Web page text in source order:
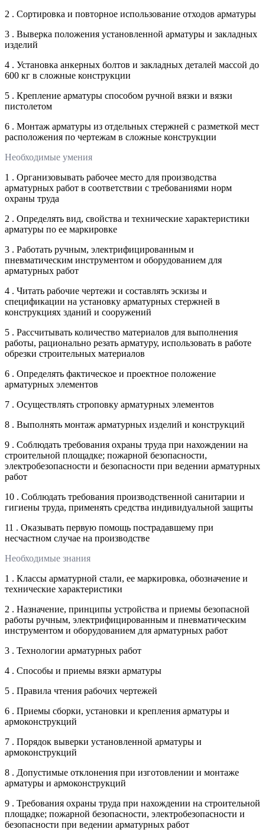
2 . Сортировка и повторное использование отходов арматуры
3 . Выверка положения установленной арматуры и закладных
изделий
4 . Установка анкерных болтов и закладных деталей массой до
600 кг в сложные конструкции
5 . Крепление арматуры способом ручной вязки и вязки
пистолетом
6 . Монтаж арматуры из отдельных стержней с разметкой мест
расположения по чертежам в сложные конструкции
Необходимые умения
1 . Организовывать рабочее место для производства
арматурных работ в соответствии с требованиями норм
охраны труда
2 . Определять вид, свойства и технические характеристики
арматуры по ее маркировке
3 . Работать ручным, электрифицированным и
пневматическим инструментом и оборудованием для
арматурных работ
4 . Читать рабочие чертежи и составлять эскизы и
спецификации на установку арматурных стержней в
конструкциях зданий и сооружений
5 . Рассчитывать количество материалов для выполнения
работы, рационально резать арматуру, использовать в работе
обрезки строительных материалов
6 . Определять фактическое и проектное положение
арматурных элементов
7 . Осуществлять строповку арматурных элементов
8 . Выполнять монтаж арматурных изделий и конструкций
9 . Соблюдать требования охраны труда при нахождении на
строительной площадке; пожарной безопасности,
электробезопасности и безопасности при ведении арматурных
работ
10 . Соблюдать требования производственной санитарии и
гигиены труда, применять средства индивидуальной защиты
11 . Оказывать первую помощь пострадавшему при
несчастном случае на производстве
Необходимые знания
1 . Классы арматурной стали, ее маркировка, обозначение и
технические характеристики
2 . Назначение, принципы устройства и приемы безопасной
работы ручным, электрифицированным и пневматическим
инструментом и оборудованием для арматурных работ
3 . Технологии арматурных работ
4 . Способы и приемы вязки арматуры
5 . Правила чтения рабочих чертежей
6 . Приемы сборки, установки и крепления арматуры и
армоконструкций
7 . Порядок выверки установленной арматуры и
армоконструкций
8 . Допустимые отклонения при изготовлении и монтаже
арматуры и армоконструкций
9 . Требования охраны труда при нахождении на строительной
площадке; пожарной безопасности, электробезопасности и
безопасности при ведении арматурных работ